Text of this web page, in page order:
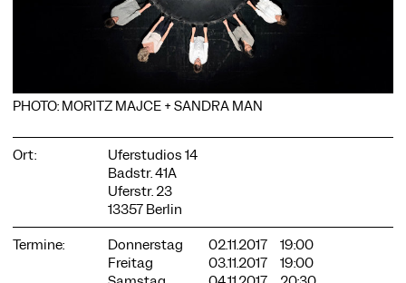
PHOTO: MORITZ MAJCE + SANDRA MAN
Ort:
Uferstudios 14
Badstr. 41A
Uferstr. 23
13357 Berlin
Termine:
Donnerstag 02.11.2017
19:00
Freitag
03.11.2017
19:00
COOKIE-EINSTELLUNGEN
Wir verwenden Cookies und Inhalte externer Anbieter auf
unserer Website. Notwendige Cookies sind essenziell, damit
Sie die Website nutzen können. Andere Cookies helfen uns,
jederzeit widerrufen. Bitte besuchen Sie unsere
Datenschutzerklärung für weitere Informationen. Unten